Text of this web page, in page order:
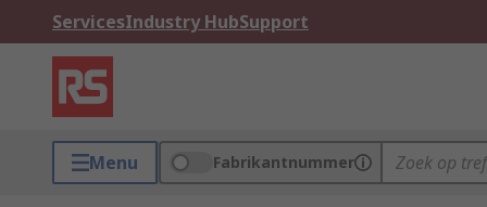
ServicesIndustry HubSupport
Menu Fabrikantnummer